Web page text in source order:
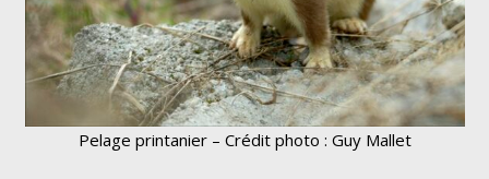
Pelage printanier – Crédit photo : Guy Mallet